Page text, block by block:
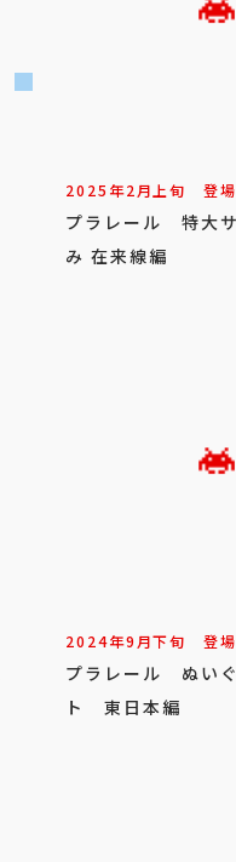
2025年2月上旬 登場
プラレール 特大
み 在来線編
2024年9月下旬 登場
プラレール ぬい
ト 東日本編